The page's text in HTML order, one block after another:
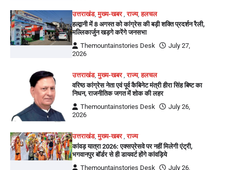
उत्तराखंड,मुख्य-खबर ,राज्य,हलचल
हल्द्वानी में 8 अगस्त को कांग्रेस की बड़ी शक्ति प्रदर्शन रैली,
मल्लिकार्जुन खड़गे करेंगे जनसभा
Themountainstories Desk
July 27,
2026
उत्तराखंड,मुख्य-खबर ,राज्य,हलचल
वरिष्ठ कांग्रेस नेता एवं पूर्व कैबिनेट मंत्री हीरा सिंह बिष्ट का
निधन, राजनीतिक जगत में शोक की लहर
Themountainstories Desk
July 26,
2026
उत्तराखंड,मुख्य-खबर ,राज्य
कांवड़ यात्रा 2026: एक्सप्रेसवे पर नहीं मिलेगी एंट्री,
भगवानपुर बॉर्डर से ही डायवर्ट होंगे कांवड़िये
Themountainstories Desk
July 26,